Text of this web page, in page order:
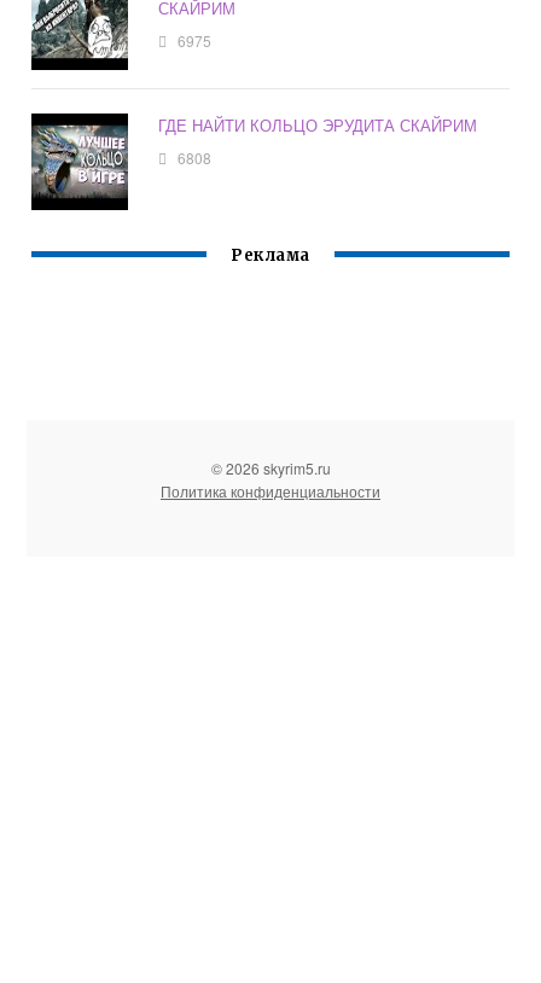
СКАЙРИМ
6975
ГДЕ НАЙТИ КОЛЬЦО ЭРУДИТА СКАЙРИМ
6808
Реклама
© 2026 skyrim5.ru
Политика конфиденциальности